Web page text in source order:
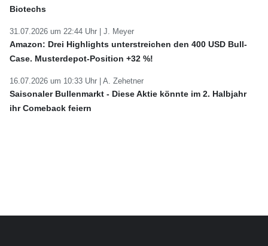
Biotechs
31.07.2026 um 22:44 Uhr | J. Meyer
Amazon: Drei Highlights unterstreichen den 400 USD Bull-
Case. Musterdepot-Position +32 %!
16.07.2026 um 10:33 Uhr | A. Zehetner
Saisonaler Bullenmarkt - Diese Aktie könnte im 2. Halbjahr
ihr Comeback feiern